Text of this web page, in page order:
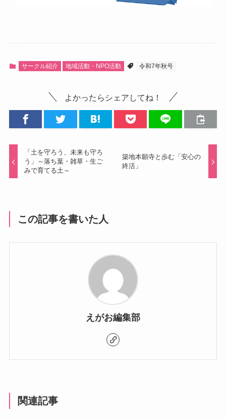
サークル紹介 地域活動・NPO活動 令和7年秋号
よかったらシェアしてね！
「土を守ろう、未来も守ろ
う」～落ち葉・雑草・生ご
みで育てる土～
築地本願寺と歩む「安心の
終活」
この記事を書いた人
えがお編集部
関連記事